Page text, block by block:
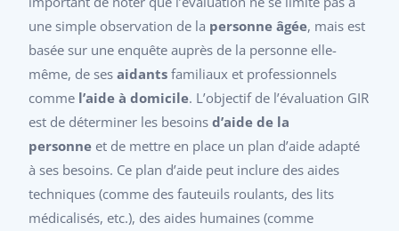
une simple observation de la personne âgée, mais est
basée sur une enquête auprès de la personne elle-
même, de sesaidantsfamiliaux et professionnels
comme l’aide à domicile. L’objectif de l’évaluation GIR
est de déterminer les besoinsd’aide de la
personne et de mettre en place un plan d’aide adapté
à ses besoins. Ce plan d’aide peut inclure des aides
techniques (comme des fauteuils roulants, des lits
médicalisés, etc.), des aides humaines (comme